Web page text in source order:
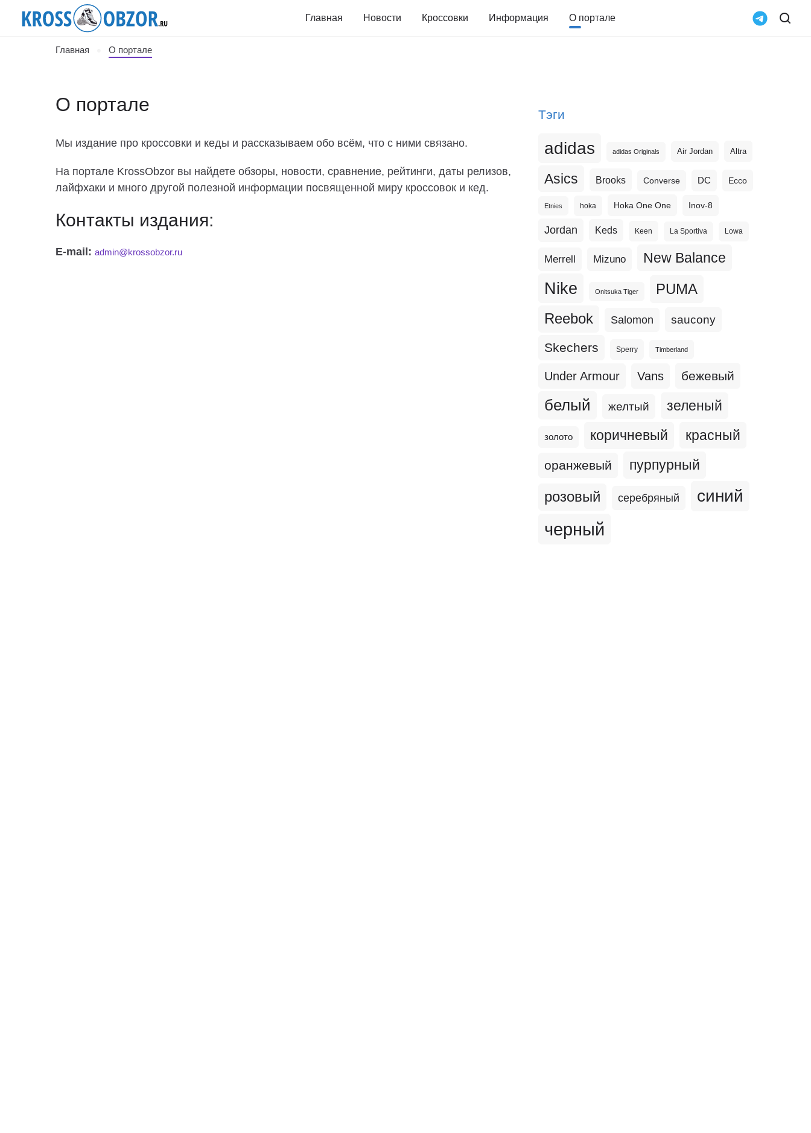
Главная Новости Кроссовки Информация О портале
Главная О портале
О портале
Мы издание про кроссовки и кеды и рассказываем обо всём, что с ними связано.
На портале KrossObzor вы найдете обзоры, новости, сравнение, рейтинги, даты релизов,
лайфхаки и много другой полезной информации посвященной миру кроссовок и кед.
Контакты издания:
E-mail: admin@krossobzor.ru
Тэги
adidas adidas Originals Air Jordan Altra
Asics Brooks Converse DC Ecco
Etnies hoka Hoka One One Inov-8
Jordan Keds Keen La Sportiva Lowa
Merrell Mizuno New Balance
Nike Onitsuka Tiger PUMA
Reebok Salomon saucony
Skechers Sperry Timberland
Under Armour Vans бежевый
белый желтый зеленый
золото коричневый красный
оранжевый пурпурный
розовый серебряный синий
черный